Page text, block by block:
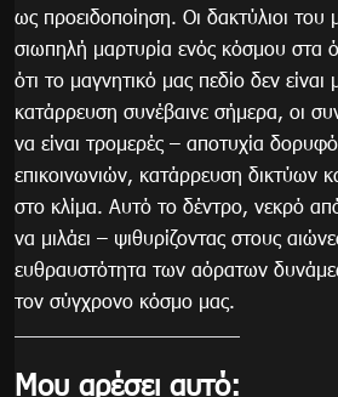
ως προειδοποίηση. Οι δακτύλιοι του
σιωπηλή μαρτυρία ενός κόσμου στα
ότι το μαγνητικό μας πεδίο δεν είναι
κατάρρευση συνέβαινε σήμερα, οι
να είναι τρομερές – αποτυχία
επικοινωνιών, κατάρρευση δικτύων
στο κλίμα. Αυτό το δέντρο, νεκρό
να μιλάει – ψιθυρίζοντας στους
ευθραυστότητα των αόρατων
τον σύγχρονο κόσμο μας.
Μου αρέσει αυτό: